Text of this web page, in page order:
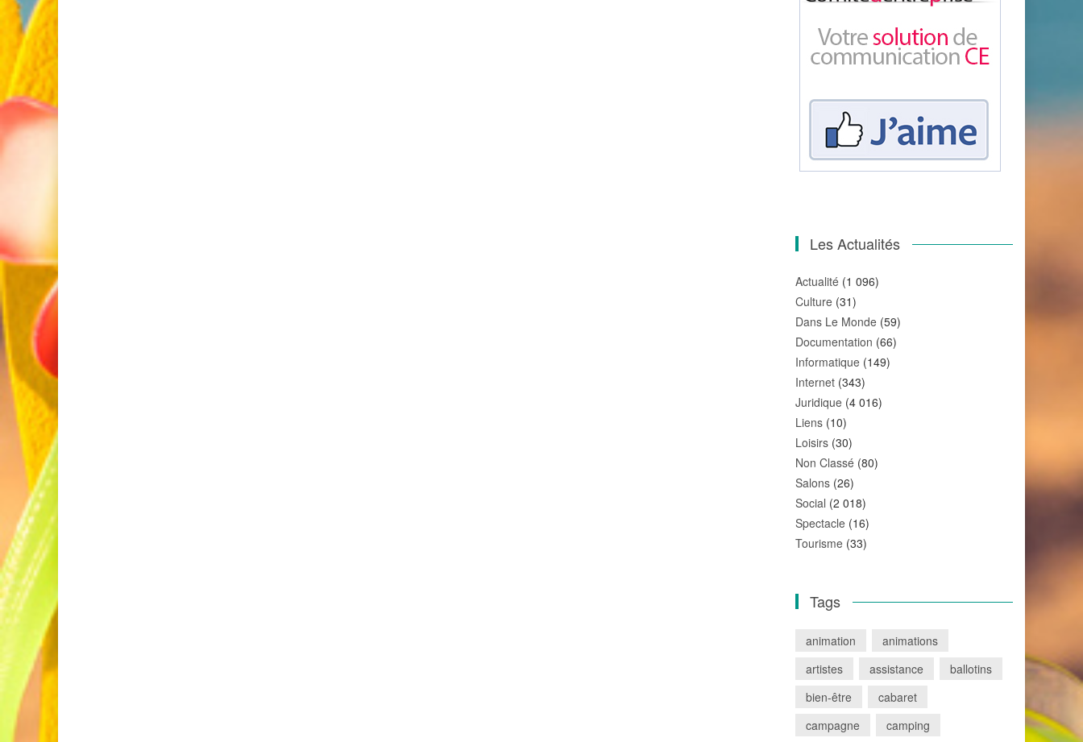
Les Actualités
Actualité (1 096)
Culture (31)
Dans Le Monde (59)
Documentation (66)
Informatique (149)
Internet (343)
Juridique (4 016)
Liens (10)
Loisirs (30)
Non Classé (80)
Salons (26)
Social (2 018)
Spectacle (16)
Tourisme (33)
Tags
animation
animations
artistes
assistance
ballotins
bien-être
cabaret
campagne
camping